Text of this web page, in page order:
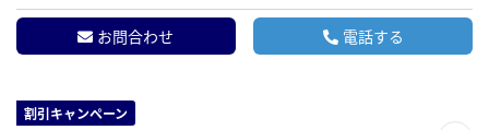
お問合わせ 電話する
割引キャンペーン